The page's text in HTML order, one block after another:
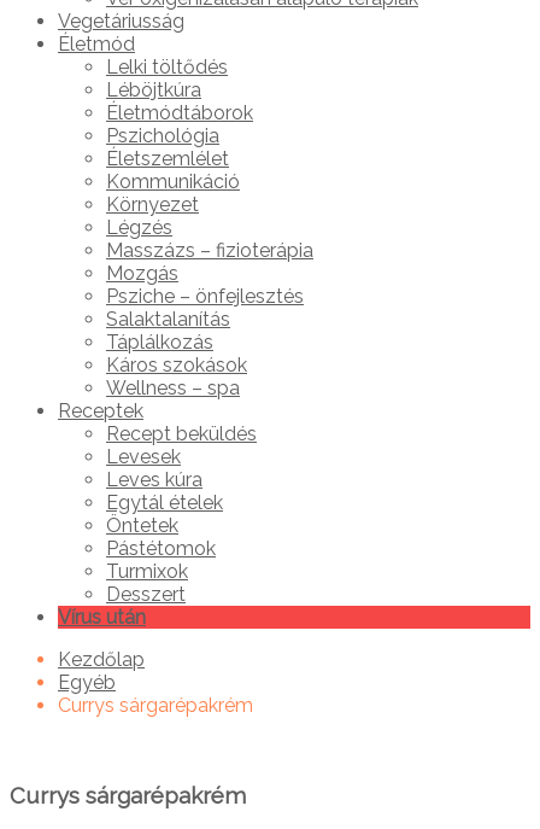
Vegetáriusság
Életmód
Lelki töltődés
Léböjtkúra
Életmódtáborok
Pszichológia
Életszemlélet
Kommunikáció
Környezet
Légzés
Masszázs – fizioterápia
Mozgás
Psziche – önfejlesztés
Salaktalanítás
Táplálkozás
Káros szokások
Wellness – spa
Receptek
Recept beküldés
Levesek
Leves kúra
Egytál ételek
Öntetek
Pástétomok
Turmixok
Desszert
Vírus után
Kezdőlap
Egyéb
Currys sárgarépakrém
Currys sárgarépakrém